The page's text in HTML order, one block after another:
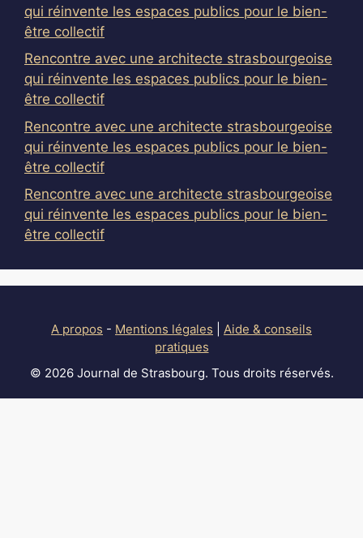
qui réinvente les espaces publics pour le bien-
être collectif
Rencontre avec une architecte strasbourgeoise
qui réinvente les espaces publics pour le bien-
être collectif
Rencontre avec une architecte strasbourgeoise
qui réinvente les espaces publics pour le bien-
être collectif
Rencontre avec une architecte strasbourgeoise
qui réinvente les espaces publics pour le bien-
être collectif
A propos - Mentions légales
Aide & conseils
pratiques
© 2026 Journal de Strasbourg. Tous droits réservés.